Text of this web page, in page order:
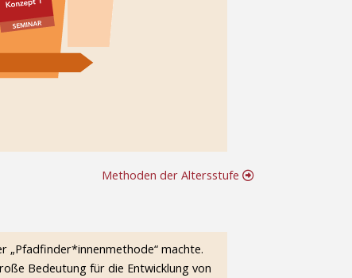
Methoden der Altersstufe
„Pfadfinder*innenmethode“ machte.
Bedeutung für die Entwicklung von